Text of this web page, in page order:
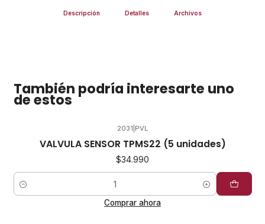
Descripción Detalles Archivos
También podría interesarte uno
de estos
2031 PVL
VALVULA SENSOR TPMS22 (5 unidades)
$34.990
Cantidad
Comprar ahora